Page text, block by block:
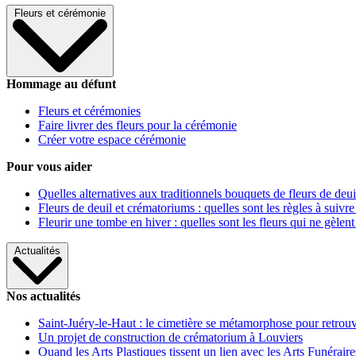
Fleurs et cérémonie
Hommage au défunt
Fleurs et cérémonies
Faire livrer des fleurs pour la cérémonie
Créer votre espace cérémonie
Pour vous aider
Quelles alternatives aux traditionnels bouquets de fleurs de
Fleurs de deuil et crématoriums : quelles sont les règles à
Fleurir une tombe en hiver : quelles sont les fleurs qui ne gèlent
Actualités
Nos actualités
Saint-Juéry-le-Haut : le cimetière se métamorphose pour
Un projet de construction de crématorium à Louviers
Quand les Arts Plastiques tissent un lien avec les Arts